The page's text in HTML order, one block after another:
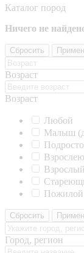
Каталог пород
Ничего не
Сбросить
Возраст
Возраст
Любой
Малыш
Пожилой
Сбросить
Город, регион